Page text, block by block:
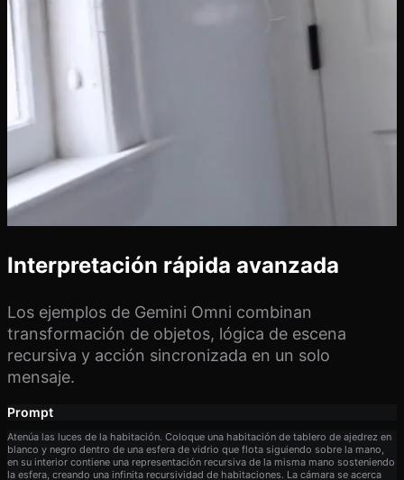
Interpretación rápida avanzada
Los ejemplos de Gemini Omni combinan
transformación de objetos, lógica de escena
recursiva y acción sincronizada en un solo
mensaje.
Prompt
Atenúa las luces de la habitación. Coloque una habitación de tablero de ajedrez en
blanco y negro dentro de una esfera de vidrio que flota siguiendo sobre la mano,
en su interior contiene una representación recursiva de la misma mano sosteniendo
la esfera, creando una infinita recursividad de habitaciones. La cámara se acerca